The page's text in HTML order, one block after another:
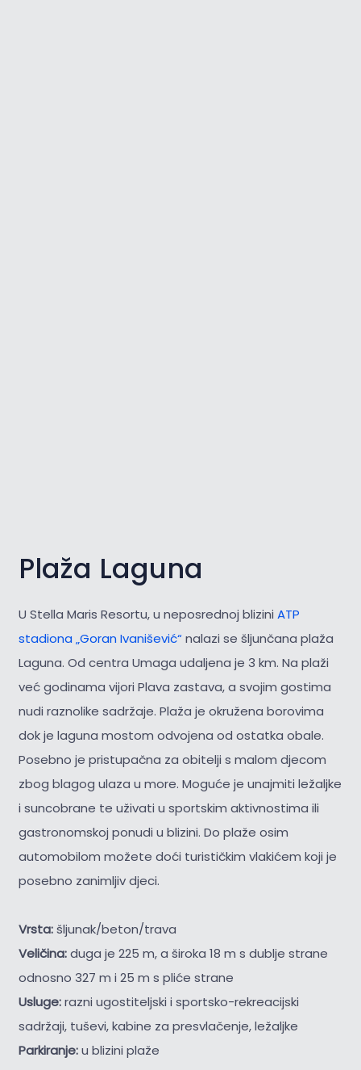
Plaža Laguna
U Stella Maris Resortu, u neposrednoj blizini ATP
stadiona „Goran Ivanišević“ nalazi se šljunčana plaža
Laguna. Od centra Umaga udaljena je 3 km. Na plaži
već godinama vijori Plava zastava, a svojim gostima
nudi raznolike sadržaje. Plaža je okružena borovima
dok je laguna mostom odvojena od ostatka obale.
Posebno je pristupačna za obitelji s malom djecom
zbog blagog ulaza u more. Moguće je unajmiti ležaljke
i suncobrane te uživati u sportskim aktivnostima ili
gastronomskoj ponudi u blizini. Do plaže osim
automobilom možete doći turističkim vlakićem koji je
posebno zanimljiv djeci.
Vrsta:šljunak/beton/trava
Veličina:duga je 225 m, a široka 18 m s dublje strane
odnosno 327 m i 25 m s pliće strane
Usluge:razni ugostiteljski i sportsko-rekreacijski
sadržaji, tuševi, kabine za presvlačenje, ležaljke
Parkiranje:u blizini plaže